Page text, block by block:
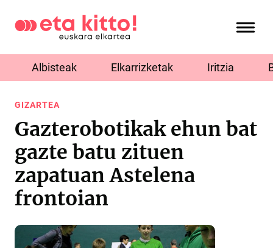
Albisteak Elkarrizketak Iritzia
GIZARTEA
Gazterobotikak ehun bat
gazte batu zituen
zapatuan Astelena
frontoian